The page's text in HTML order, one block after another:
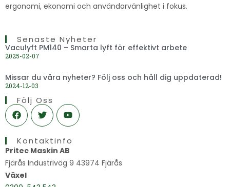
ergonomi, ekonomi och användarvänlighet i fokus.
Senaste Nyheter
Vaculyft PM140 – Smarta lyft för effektivt arbete
2025-02-07
Missar du våra nyheter? Följ oss och håll dig uppdaterad!
2024-12-03
Följ Oss
F
a
c
b
o
o
k
T
w
i
t
e
r
Y
o
u
u
b
e
Kontaktinfo
Pritec Maskin AB
Fjärås Industriväg 9 43974 Fjärås
Växel